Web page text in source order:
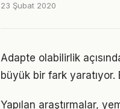
23 Şubat 2020
Adapte olabilirlik
büyük bir fark yaratıyor.
Yapılan araştırmalar,